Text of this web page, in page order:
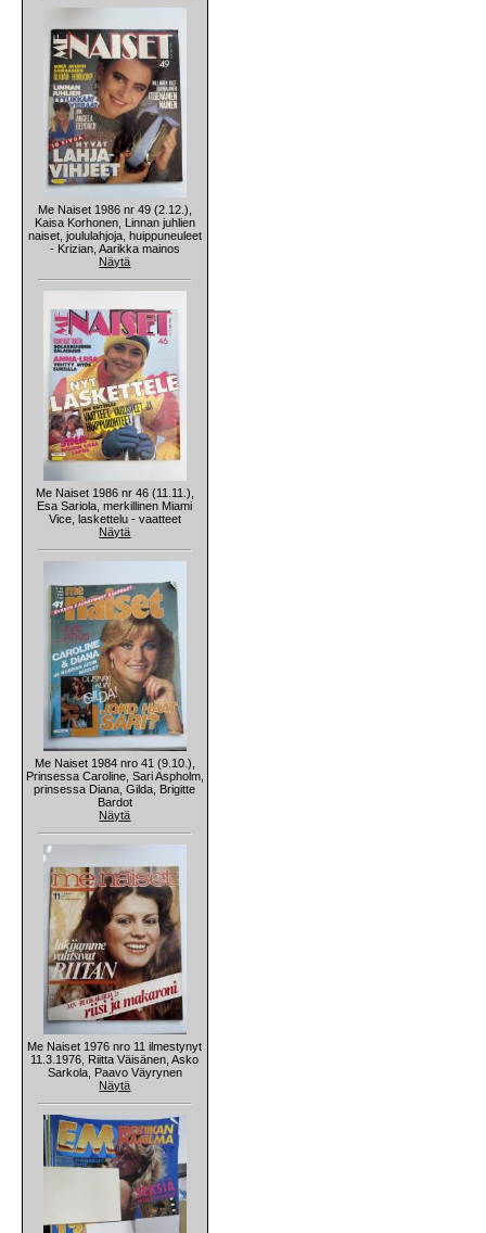
Me Naiset 1986 nr 49 (2.12.),
Kaisa Korhonen, Linnan juhlien
naiset, joululahjoja, huippuneuleet
- Krizian, Aarikka mainos
Näytä
Me Naiset 1986 nr 46 (11.11.),
Esa Sariola, merkillinen Miami
Vice, laskettelu - vaatteet
Näytä
Me Naiset 1984 nro 41 (9.10.),
Prinsessa Caroline, Sari Aspholm,
prinsessa Diana, Gilda, Brigitte
Bardot
Näytä
Me Naiset 1976 nro 11 ilmestynyt
11.3.1976, Riitta Väisänen, Asko
Sarkola, Paavo Väyrynen
Näytä